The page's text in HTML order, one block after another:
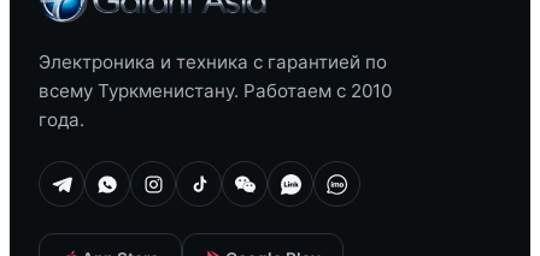
Электроника и техника с гарантией по
всему Туркменистану. Работаем с 2010
года.